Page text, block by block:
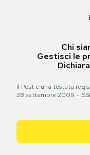
Chi
Gestisci le
Il Post è una testata
28 settembre 2009 -